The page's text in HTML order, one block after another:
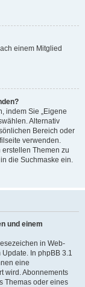
einem Mitglied
indem Sie „Eigene
Alternativ
Bereich oder
verwenden.
Themen zu
die Suchmaske ein.
und einem
in Web-
In phpBB 3.1
eine
wird. Abonnements
Themas oder eines